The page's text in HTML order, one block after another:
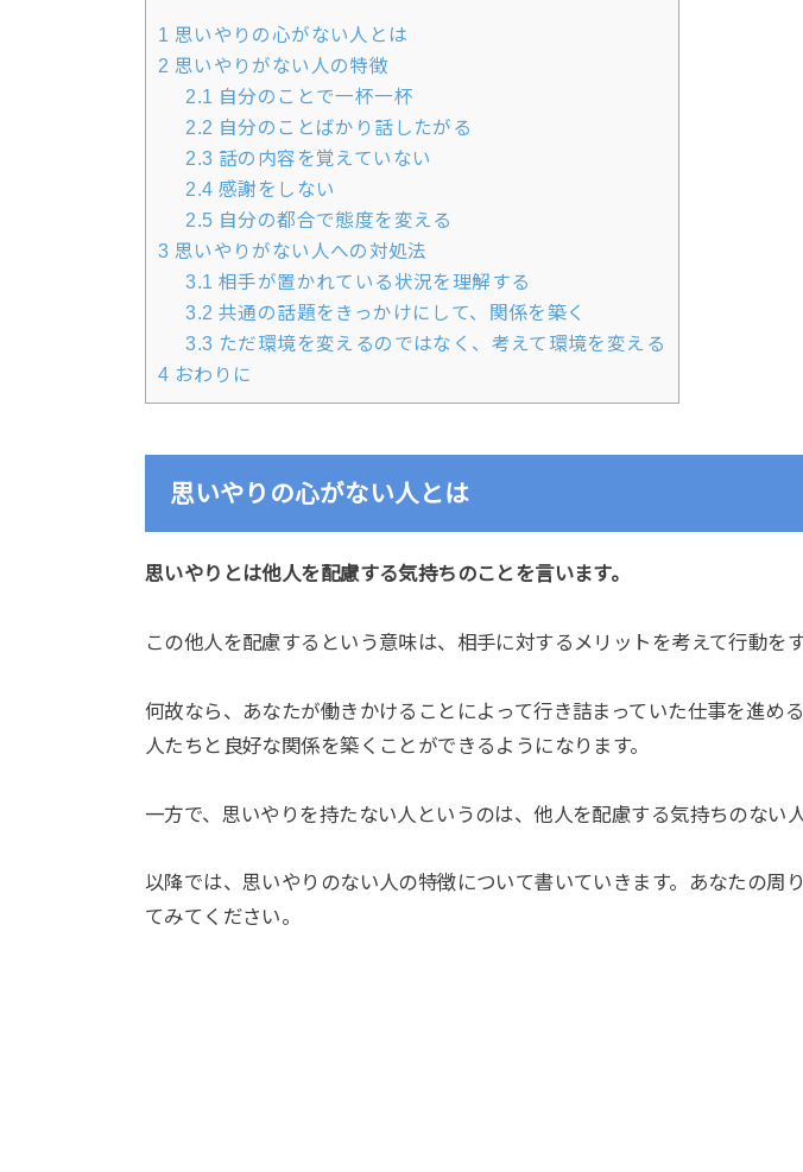
1 思いやりの心がない人とは
2 思いやりがない人の特徴
2.1 自分のことで一杯一杯
2.2 自分のことばかり話したがる
2.3 話の内容を覚えていない
2.4 感謝をしない
2.5 自分の都合で態度を変える
3 思いやりがない人への対処法
3.1 相手が置かれている状況を理解する
3.2 共通の話題をきっかけにして、関係を築く
3.3 ただ環境を変えるのではなく、考えて環境を変える
4 おわりに
思いやりの心がない人とは
思いやりとは他人を配慮する気持ちのことを言います。
この他人を配慮するという意味は、相手に対するメリットを考えて行動をす
何故なら、あなたが働きかけることによって行き詰まっていた仕事を進め
人たちと良好な関係を築くことができるようになります。
一方で、思いやりを持たない人というのは、他人を配慮する気持ちのない人
以降では、思いやりのない人の特徴について書いていきます。あなたの周
てみてください。